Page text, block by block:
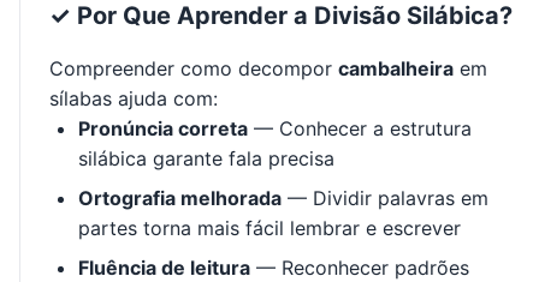
✓ Por Que Aprender a Divisão Silábica?
Compreender como decompor cambalheira em
sílabas ajuda com:
Pronúncia correta — Conhecer a estrutura
silábica garante fala precisa
Ortografia melhorada — Dividir palavras em
partes torna mais fácil lembrar e escrever
Fluência de leitura — Reconhecer padrões